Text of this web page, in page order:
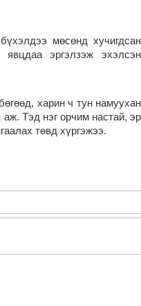
мөсөнд хучигдсан
эргэлзэж эхэлсэн
харин ч тун намуухан
Тэд нэг орчим настай, эр
төвд хүргэжээ.